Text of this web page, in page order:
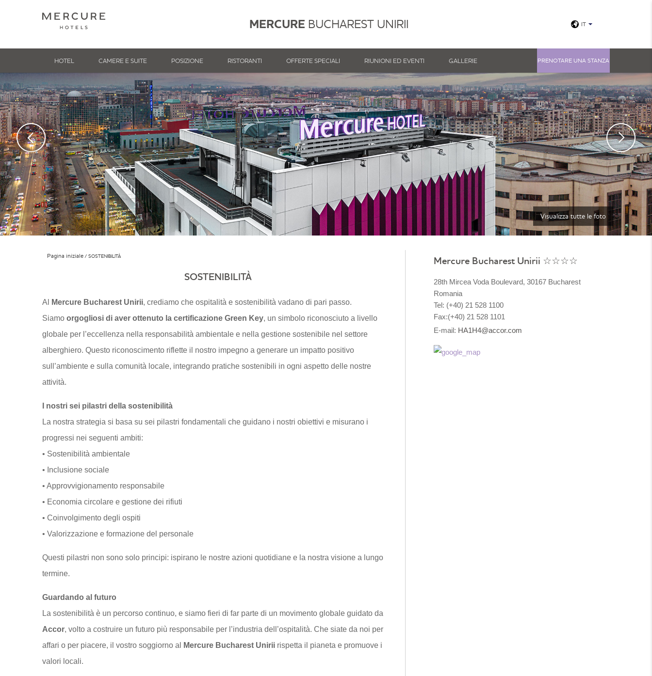
MERCURE BUCHAREST UNIRII IT
HOTEL CAMERE E SUITE POSIZIONE RISTORANTI OFFERTE SPECIALI RIUNIONI ED EVENTI GALLERIE PRENOTARE UNA STANZA
Visualizza tutte le foto
Pagina iniziale SOSTENIBILITÀ
SOSTENIBILITÀ
Al Mercure Bucharest Unirii, crediamo che ospitalità e sostenibilità vadano di pari passo.
Siamo orgogliosi di aver ottenuto la certificazione Green Key, un simbolo riconosciuto a livello
globale per l’eccellenza nella responsabilità ambientale e nella gestione sostenibile nel settore
alberghiero. Questo riconoscimento riflette il nostro impegno a generare un impatto positivo
sull’ambiente e sulla comunità locale, integrando pratiche sostenibili in ogni aspetto delle nostre
attività.
I nostri sei pilastri della sostenibilità
La nostra strategia si basa su sei pilastri fondamentali che guidano i nostri obiettivi e misurano i
progressi nei seguenti ambiti:
• Sostenibilità ambientale
• Inclusione sociale
• Approvvigionamento responsabile
• Economia circolare e gestione dei rifiuti
• Coinvolgimento degli ospiti
• Valorizzazione e formazione del personale
Questi pilastri non sono solo principi: ispirano le nostre azioni quotidiane e la nostra visione a lungo
termine.
Guardando al futuro
La sostenibilità è un percorso continuo, e siamo fieri di far parte di un movimento globale guidato da
Accor, volto a costruire un futuro più responsabile per l’industria dell’ospitalità. Che siate da noi per
affari o per piacere, il vostro soggiorno al
Mercure Bucharest Unirii rispetta il pianeta e promuove i
valori locali.
Mercure Bucharest Unirii ☆☆☆☆
28th Mircea Voda Boulevard, 30167 Bucharest
Romania
Tel: (+40) 21 528 1100
Fax:(+40) 21 528 1101
E-mail: HA1H4@accor.com